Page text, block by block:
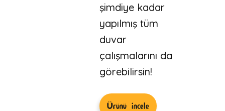
şimdiye kadar
yapılmış tüm
duvar
çalışmalarını da
görebilirsin!
Ürünü incele